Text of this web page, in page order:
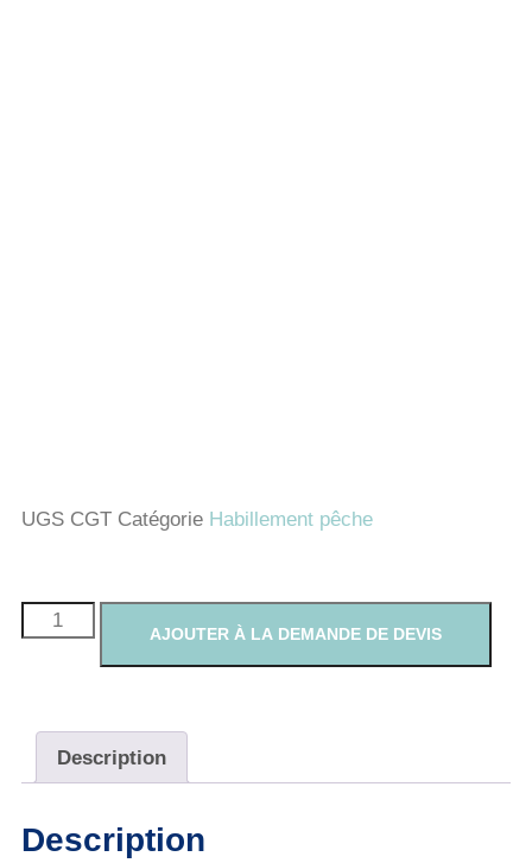
UGS CGT Catégorie Habillement pêche
AJOUTER À LA DEMANDE DE DEVIS
Description
Description